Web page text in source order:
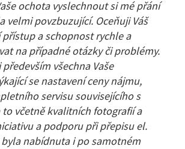
ochota vyslechnout si mé přání
velmi povzbuzující. Oceňuji Váš
a schopnost rychle a
na případné otázky či problémy.
všechna Vaše
se nastavení ceny nájmu,
servisu souvisejícího s
to včetně kvalitních fotografií a
a podporu při přepisu el.
nabídnuta i po samotném